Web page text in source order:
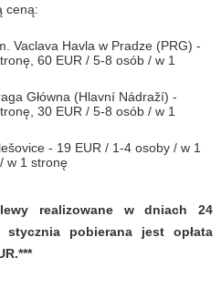
ceną:
Vaclava Havla w Pradze (PRG) -
60 EUR / 5-8 osób / w 1
Główna (Hlavní Nádraží) -
30 EUR / 5-8 osób / w 1
- 19 EUR / 1-4 osoby / w 1
w 1 stronę
realizowane w dniach 24
pobierana jest opłata